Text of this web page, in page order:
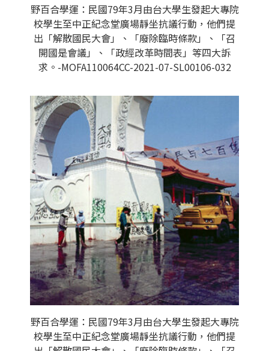
野百合學運：民國79年3月由台大學生發起大專院
校學生至中正紀念堂廣場靜坐抗議行動，他們提
出「解散國民大會」、「廢除臨時條款」、「召
開國是會議」、「政經改革時間表」等四大訴
求。-MOFA110064CC-2021-07-SL00106-032
野百合學運：民國79年3月由台大學生發起大專院
校學生至中正紀念堂廣場靜坐抗議行動，他們提